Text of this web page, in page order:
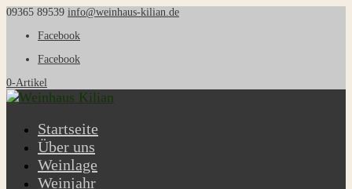
09365 89539 info@weinhaus-kilian.de
Facebook
Facebook
0-Artikel
Startseite
Über uns
Weinlage
Weinjahr